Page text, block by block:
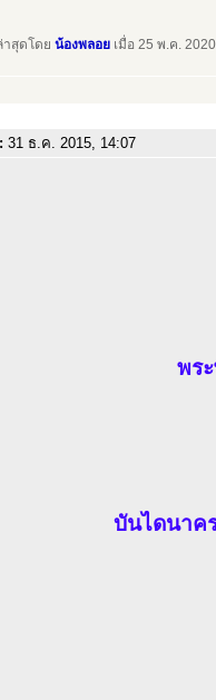
าสุดโดย น้องพลอย เมื่อ 25 พ.ค.
31 ธ.ค. 2015, 14:07
พร
บันไดนาค